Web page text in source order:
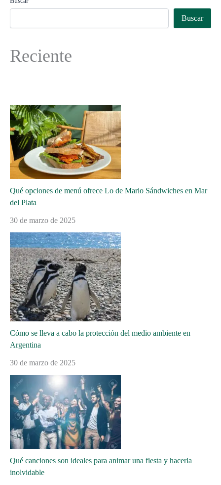
Buscar
Reciente
Qué opciones de menú ofrece Lo de Mario Sándwiches en Mar
del Plata
30 de marzo de 2025
Cómo se lleva a cabo la protección del medio ambiente en
Argentina
30 de marzo de 2025
Qué canciones son ideales para animar una fiesta y hacerla
inolvidable